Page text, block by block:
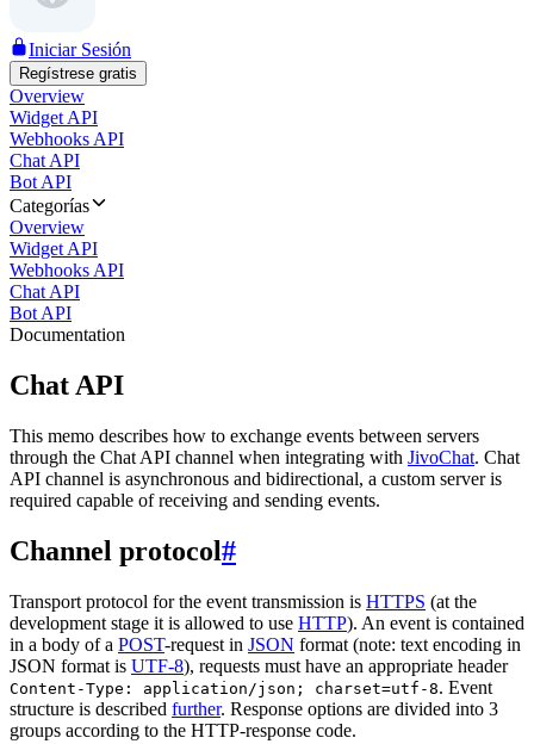
Iniciar Sesión
Regístrese gratis
Overview
Widget API
Webhooks API
Chat API
Bot API
Categorías
Overview
Widget API
Webhooks API
Chat API
Bot API
Documentation
Chat API
This memo describes how to exchange events between servers
through the Chat API channel when integrating with JivoChat. Chat
API channel is asynchronous and bidirectional, a custom server is
required capable of receiving and sending events.
Channel protocol#
Transport protocol for the event transmission is HTTPS (at the
development stage it is allowed to use HTTP). An event is contained
in a body of a POST-request in JSON format (note: text encoding in
JSON format is UTF-8), requests must have an appropriate header
Content-Type: application/json; charset=utf-8. Event
structure is described further. Response options are divided into 3
groups according to the HTTP-response code.